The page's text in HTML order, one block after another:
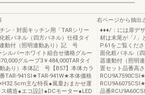
ン・対面キッチン用「TARシリー
粧パネル（四方パネル）仕様タイ
動付（照明連動あり）記 号
ルバーホワイト組合せ価格グルー
グループ3￥484,000TARタイ
あり）本体記 号【B57】本体カラ
TAR-941SI★TAR-941W★本体価格
主な特長●風量おまかせ運
構造●エコ設計●DCモーター●LED
右ページから抽出
♦♦♦/：には扉デ
材は末尾が「/」
P.61をご覧くだ
面化粧パネル（
器連動付（照明
置セット品番高
品番